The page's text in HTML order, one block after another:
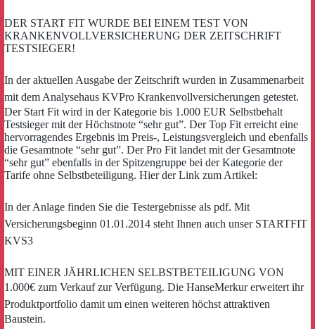
DER START FIT WURDE BEI EINEM TEST VON
KRANKENVOLLVERSICHERUNG DER ZEITSCHRIFT
TESTSIEGER!
In der aktuellen Ausgabe der Zeitschrift wurden in Zusammenarbeit
mit dem Analysehaus KVPro Krankenvollversicherungen getestet.
Der Start Fit wird in der Kategorie bis 1.000 EUR Selbstbehalt
Testsieger mit der Höchstnote “sehr gut”. Der Top Fit erreicht eine
hervorragendes Ergebnis im Preis-, Leistungsvergleich und ebenfalls
die Gesamtnote “sehr gut”. Der Pro Fit landet mit der Gesamtnote
“sehr gut” ebenfalls in der Spitzengruppe bei der Kategorie der
Tarife ohne Selbstbeteiligung. Hier der Link zum Artikel:
In der Anlage finden Sie die Testergebnisse als pdf. Mit
Versicherungsbeginn 01.01.2014 steht Ihnen auch unser STARTFIT
KVS3
MIT EINER JÄHRLICHEN SELBSTBETEILIGUNG VON
1.000€ zum Verkauf zur Verfügung. Die HanseMerkur erweitert ihr
Produktportfolio damit um einen weiteren höchst attraktiven
Baustein.